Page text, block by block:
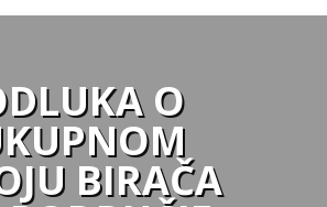
O
BIRAČA